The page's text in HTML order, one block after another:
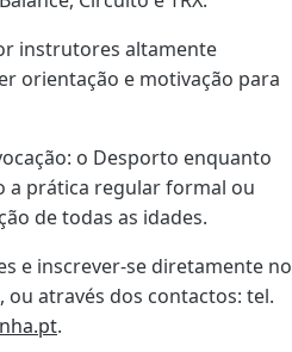
instrutores altamente
orientação e motivação para
o Desporto enquanto
a prática regular formal ou
de todas as idades.
e inscrever-se diretamente no
através dos contactos: tel.
.